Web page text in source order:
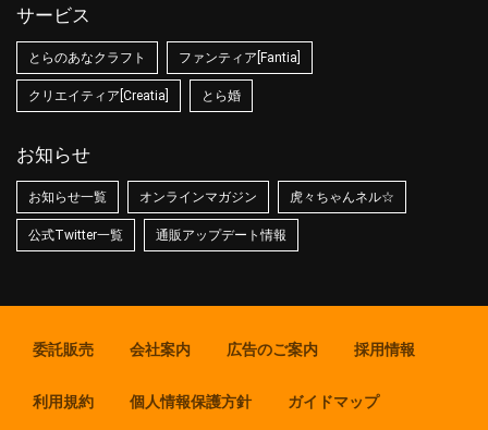
サービス
とらのあなクラフト ファンティア[Fantia]
クリエイティア[Creatia] とら婚
お知らせ
お知らせ一覧 オンラインマガジン 虎々ちゃんネル☆
公式Twitter一覧 通販アップデート情報
委託販売 会社案内 広告のご案内 採用情報
利用規約 個人情報保護方針 ガイドマップ